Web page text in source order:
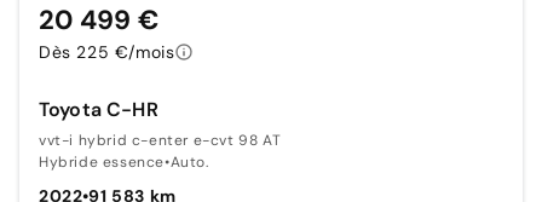
Toyota C-HR
vvt-i hybrid c-enter e-cvt 98 AT
Hybride essence•Auto.
2022•91 583 km
20 499 €
Dès 225 €/mois